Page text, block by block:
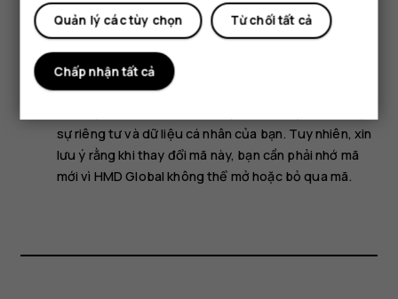
Một số phụ kiện được đề cập trong hướng dẫn sử dụng
này, chẳng hạn như bộ sạc, tai nghe hoặc cáp dữ liệu, có
thể được bán riêng.
Lưu ý:Bạn có thể cài điện thoại yêu cầu mã bảo mật.
sự riêng tư và dữ liệu cá nhân của bạn. Tuy nhiên, xin
lưu ý rằng khi thay đổi mã này, bạn cần phải nhớ mã
mới vì HMD Global không thể mở hoặc bỏ qua mã.
Từ chối tất cả
Quản lý các tùy chọn
Chấp nhận tất cả